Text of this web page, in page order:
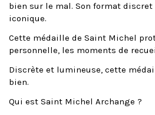
bien sur le mal. Son format
iconique.
Cette médaille de Saint Michel
personnelle, les moments de
Discrète et lumineuse, cette
bien.
Qui est Saint Michel Archange ?